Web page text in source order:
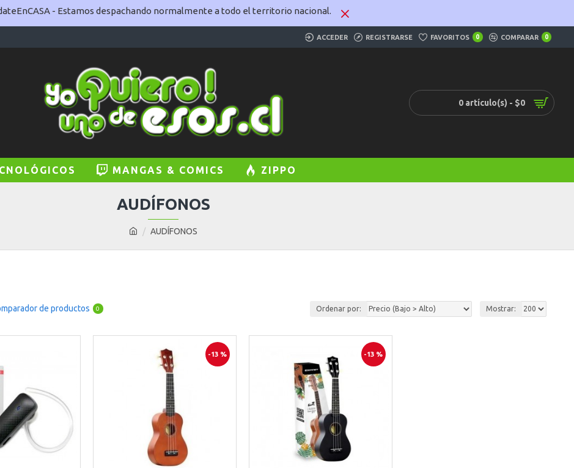
- Estamos despachando normalmente a todo el territorio nacional.
ACCEDER REGISTRARSE FAVORITOS 0 COMPARAR 0
0 artículo(s) - $0
MANGAS & COMICS ZIPPO
AUDÍFONOS
AUDÍFONOS
de productos 0 Ordenar por: Mostrar:
-13 % -13 %